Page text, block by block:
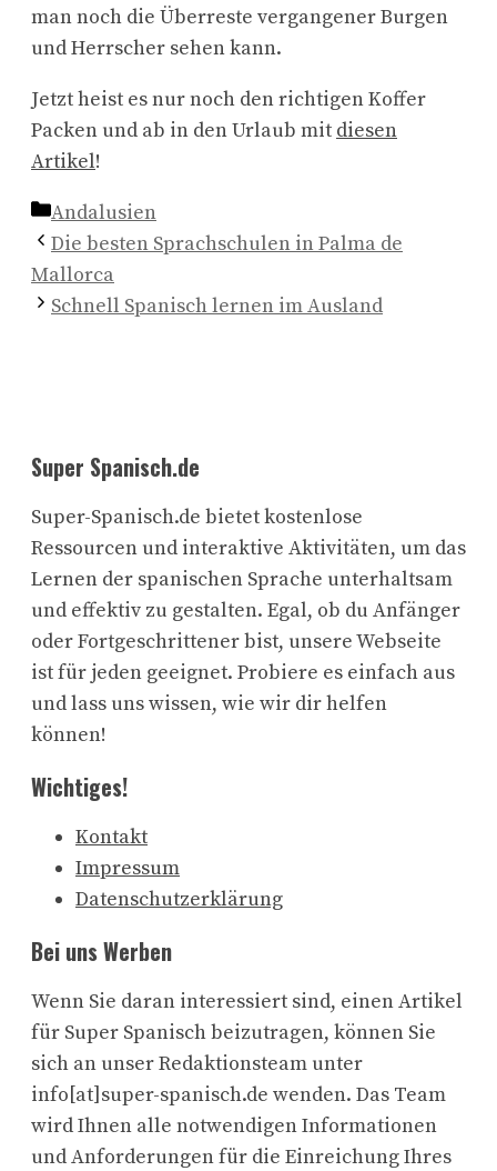
man noch die Überreste vergangener Burgen
und Herrscher sehen kann.
Jetzt heist es nur noch den richtigen Koffer
Packen und ab in den Urlaub mit diesen
Artikel!
Kategorien
Andalusien
Die besten Sprachschulen in Palma de
Mallorca
Schnell Spanisch lernen im Ausland
Super Spanisch.de
Super-Spanisch.de bietet kostenlose
Ressourcen und interaktive Aktivitäten, um das
Lernen der spanischen Sprache unterhaltsam
und effektiv zu gestalten. Egal, ob du Anfänger
oder Fortgeschrittener bist, unsere Webseite
ist für jeden geeignet. Probiere es einfach aus
und lass uns wissen, wie wir dir helfen
können!
Wichtiges!
Kontakt
Impressum
Datenschutzerklärung
Bei uns Werben
Wenn Sie daran interessiert sind, einen Artikel
für Super Spanisch beizutragen, können Sie
sich an unser Redaktionsteam unter
info[at]super-spanisch.de wenden. Das Team
wird Ihnen alle notwendigen Informationen
und Anforderungen für die Einreichung Ihres